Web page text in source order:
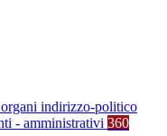
indirizzo-politico
- amministrativi 360